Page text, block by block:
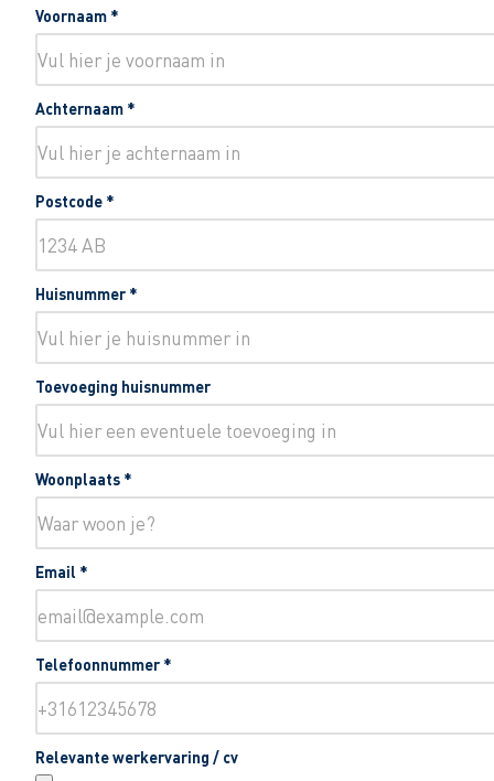
Voornaam *
Achternaam *
Postcode *
Huisnummer *
Toevoeging huisnummer
Woonplaats *
Email *
Telefoonnummer *
Relevante werkervaring / cv